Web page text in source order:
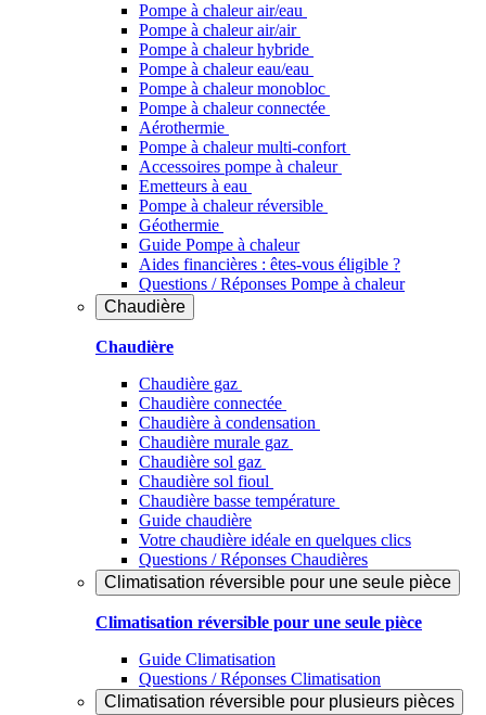
Pompe à chaleur air/eau
Pompe à chaleur air/air
Pompe à chaleur hybride
Pompe à chaleur​ eau/eau
Pompe à chaleur monobloc
Pompe à chaleur connectée
Aérothermie
Pompe à chaleur multi-confort
Accessoires pompe à chaleur
Emetteurs à eau
Pompe à chaleur réversible
Géothermie
Guide Pompe à chaleur
Aides financières : êtes-vous éligible ?
Questions / Réponses Pompe à chaleur
Chaudière
Chaudière
Chaudière gaz
Chaudière connectée
Chaudière à condensation
Chaudière murale gaz
Chaudière sol gaz
Chaudière sol fioul
Chaudière basse température
Guide chaudière
Votre chaudière idéale en quelques clics
Questions / Réponses Chaudières
Climatisation réversible pour une seule pièce
Climatisation réversible pour une seule pièce
Guide Climatisation
Questions / Réponses Climatisation
Climatisation réversible pour plusieurs pièces